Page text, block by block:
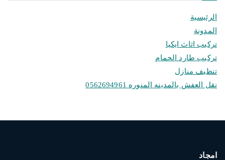
الرئيسية
المدونة
تركيب اثاث ايكيا
تركيب طارد الحمام
تنظيف منازل
نقل العفش بالمدينه المنوره 0562694961
امجاد